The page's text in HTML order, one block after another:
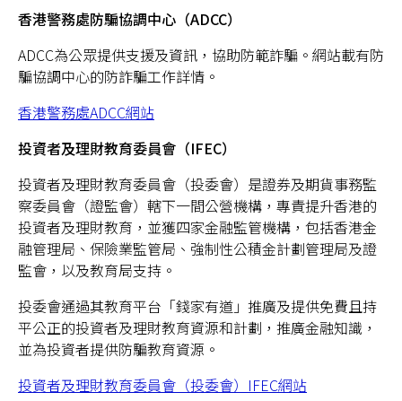
香港警務處防騙協調中心（ADCC）
ADCC為公眾提供支援及資訊，協助防範詐騙。網站載有防
騙協調中心的防詐騙工作詳情。
香港警務處ADCC網站
投資者及理財教育委員會（IFEC）
投資者及理財教育委員會 （投委會）是證券及期貨事務監
察委員會（證監會）轄下一間公營機構，專責提升香港的
投資者及理財教育，並獲四家金融監管機構，包括香港金
融管理局、保險業監管局、強制性公積金計劃管理局及證
監會，以及教育局支持。
投委會通過其教育平台「錢家有道」推廣及提供免費且持
平公正的投資者及理財教育資源和計劃，推廣金融知識，
並為投資者提供防騙教育資源。
投資者及理財教育委員會（投委會）IFEC網站